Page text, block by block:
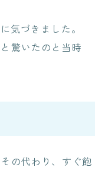
気づきました。
驚いたのと当時
の代わり、すぐ飽